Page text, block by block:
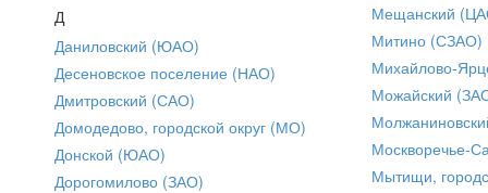
Д
Даниловский (ЮАО)
Десеновское поселение (НАО)
Дмитровский (САО)
Домодедово, городской округ (МО)
Донской (ЮАО)
Дорогомилово (ЗАО)
Мещанский
Митино (СЗАО)
Михайлово-
Можайский
Москворечье-
Мытищи,